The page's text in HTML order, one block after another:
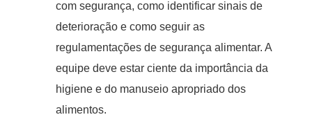
com segurança, como identificar sinais de
deterioração e como seguir as
regulamentações de segurança alimentar. A
equipe deve estar ciente da importância da
higiene e do manuseio apropriado dos
alimentos.